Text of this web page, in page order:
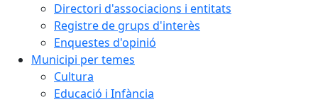
Directori d'associacions i entitats
Registre de grups d'interès
Enquestes d'opinió
Municipi per temes
Cultura
Educació i Infància